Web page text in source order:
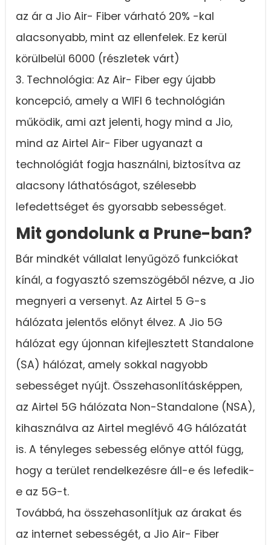
az ár a Jio Air- Fiber várható 20% -kal
alacsonyabb, mint az ellenfelek. Ez kerül
körülbelül 6000 (részletek várt)
3. Technológia: Az Air- Fiber egy újabb
koncepció, amely a WIFI 6 technológián
működik, ami azt jelenti, hogy mind a Jio,
mind az Airtel Air- Fiber ugyanazt a
technológiát fogja használni, biztosítva az
alacsony láthatóságot, szélesebb
lefedettséget és gyorsabb sebességet.
Mit gondolunk a Prune-ban?
Bár mindkét vállalat lenyűgöző funkciókat
kínál, a fogyasztó szemszögéből nézve, a Jio
megnyeri a versenyt. Az Airtel 5 G-s
hálózata jelentős előnyt élvez. A Jio 5G
hálózat egy újonnan kifejlesztett Standalone
(SA) hálózat, amely sokkal nagyobb
sebességet nyújt. Összehasonlításképpen,
az Airtel 5G hálózata Non-Standalone (NSA),
kihasználva az Airtel meglévő 4G hálózatát
is. A tényleges sebesség előnye attól függ,
hogy a terület rendelkezésre áll-e és lefedik-
e az 5G-t.
Továbbá, ha összehasonlítjuk az árakat és
az internet sebességét, a Jio Air- Fiber